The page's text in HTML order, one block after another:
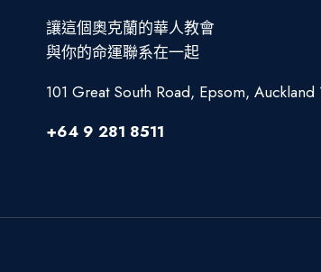
讓這個奧克蘭的華人教會
與你的命運聯系在一起
101 Great South Road, Epsom, Auckland
+64 9 281 8511